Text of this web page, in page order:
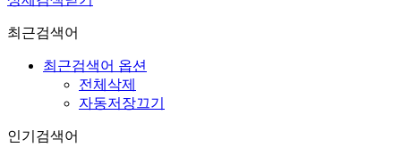
최근검색어
최근검색어 옵션
전체삭제
자동저장끄기
인기검색어